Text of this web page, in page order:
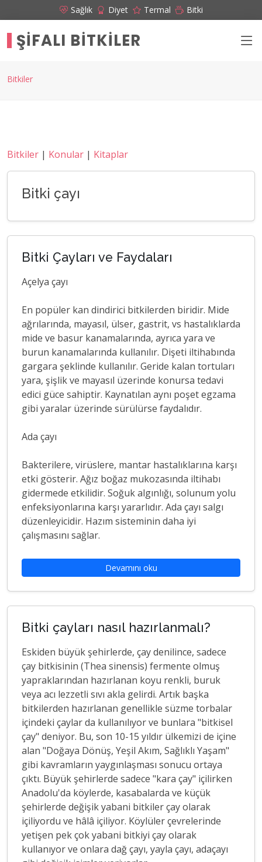
Sağlık Diyet Termal Bitki
ŞIFALI BITKILER
Bitkiler
Bitkiler | Konular | Kitaplar
Bitki çayı
Bitki Çayları ve Faydaları
Açelya çayı
En popüler kan dindirici bitkilerden biridir. Mide
ağrılarında, mayasıl, ülser, gastrit, vs hastalıklarda
mide ve basur kanamalarında, ayrıca yara ve
burun kanamalarında kullanılır. Dişeti iltihabında
gargara şeklinde kullanılır. Geride kalan tortuları
yara, şişlik ve mayasıl üzerinde konursa tedavi
edici güce sahiptir. Kaynatılan aynı poşet egzama
gibi yaralar üzerinde sürülürse faydalıdır.
Ada çayı
Bakterilere, virüslere, mantar hastalıklarına karşı
etki gösterir. Ağız boğaz mukozasında iltihabı
gidermede etkilidir. Soğuk algınlığı, solunum yolu
enfeksiyonlarına karşı yararlıdır. Ada çayı salgı
düzenleyicidir. Hazım sisteminin daha iyi
çalışmasını sağlar.
Devamını oku
Bitki çayları nasıl hazırlanmalı?
Eskiden büyük şehirlerde, çay denilince, sadece
çay bitkisinin (Thea sinensis) fermente olmuş
yapraklarından hazırlanan koyu renkli, buruk
veya acı lezzetli sıvı akla gelirdi. Artık başka
bitkilerden hazırlanan genellikle süzme torbalar
içindeki çaylar da kullanılıyor ve bunlara "bitkisel
çay" deniyor. Bu, son 10-15 yıldır ülkemizi de içine
alan "Doğaya Dönüş, Yeşil Akım, Sağlıklı Yaşam"
gibi kavramların yaygınlaşması sonucu ortaya
çıktı. Büyük şehirlerde sadece "kara çay" içilirken
Anadolu'da köylerde, kasabalarda ve küçük
şehirlerde değişik yabani bitkiler çay olarak
içiliyordu ve hâlâ içiliyor. Köylüler çevrelerinde
yetişen pek çok yabani bitkiyi çay olarak
kullanıyor ve onlara dağ çayı, yayla çayı, adaçayı